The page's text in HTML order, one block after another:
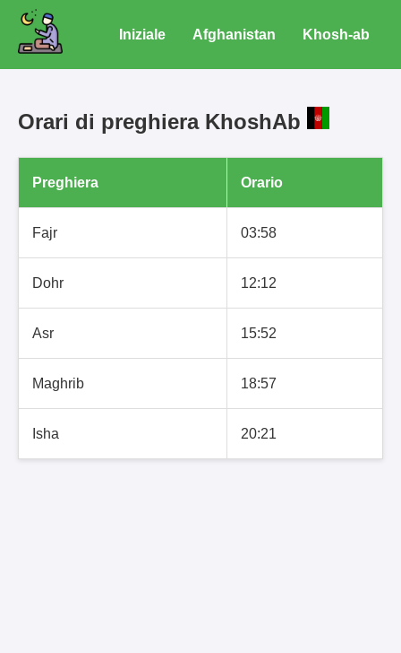
Iniziale Afghanistan Khosh-ab
Orari di preghiera KhoshAb
Preghiera Orario
Fajr 03:58
Dohr 12:12
Asr 15:52
Maghrib 18:57
Isha 20:21